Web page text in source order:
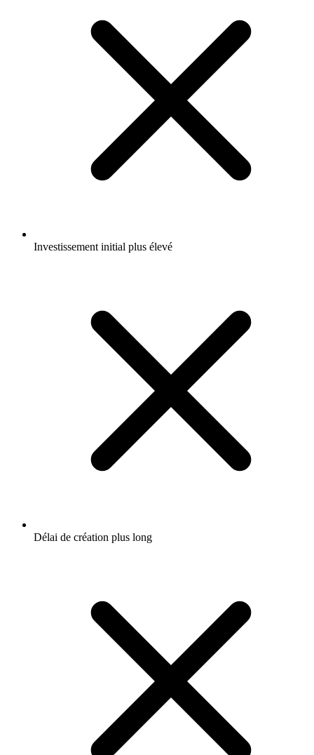
Investissement initial plus élevé
Délai de création plus long